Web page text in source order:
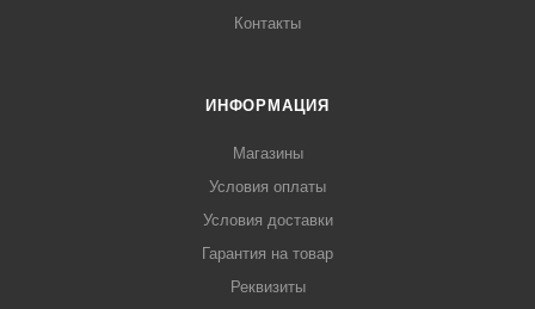
Контакты
ИНФОРМАЦИЯ
Магазины
Условия оплаты
Условия доставки
Гарантия на товар
Реквизиты